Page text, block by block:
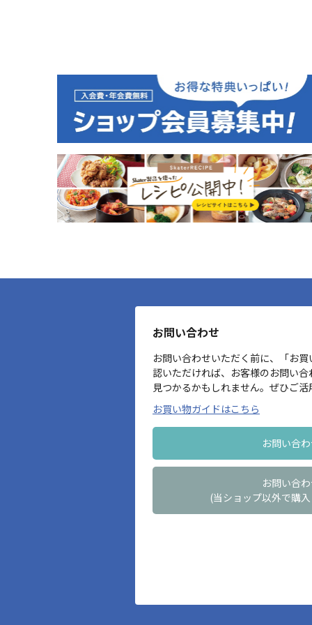
お問い合わせ
お問い合わせいただく前に、「お
認いただければ、お客様のお問い
見つかるかもしれません。ぜひご
お買い物ガイドはこちら
お問い合
お問い合
(当ショップ以外で購